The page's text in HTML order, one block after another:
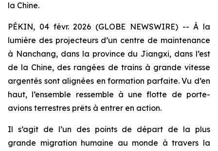
la Chine.
PÉKIN, 04 févr. 2026 (GLOBE NEWSWIRE) -- À la
lumière des projecteurs d’un centre de maintenance
à Nanchang, dans la province du Jiangxi, dans l’est
de la Chine, des rangées de trains à grande vitesse
argentés sont alignées en formation parfaite. Vu d’en
haut, l’ensemble ressemble à une flotte de porte-
avions terrestres prêts à entrer en action.
Il s’agit de l’un des points de départ de la plus
grande migration humaine au monde à travers la